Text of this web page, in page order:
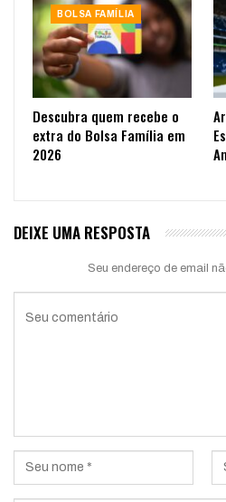
BOLSA FAMÍLIA
Descubra quem recebe o
extra do Bolsa Família em
2026
DEIXE UMA RESPOSTA
Seu endereço de email